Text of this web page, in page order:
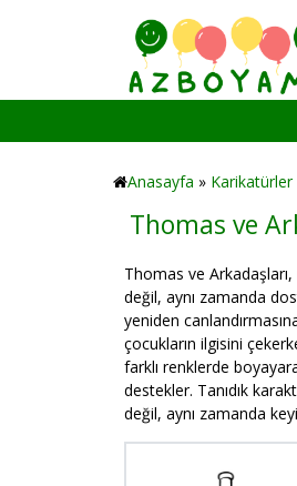
Anasayfa » Karikatürler
Thomas ve
Thomas ve
değil, aynı zamanda
yeniden
çocukların ilgisini
farklı renklerde
destekler. Tanıdık
değil, aynı zamanda